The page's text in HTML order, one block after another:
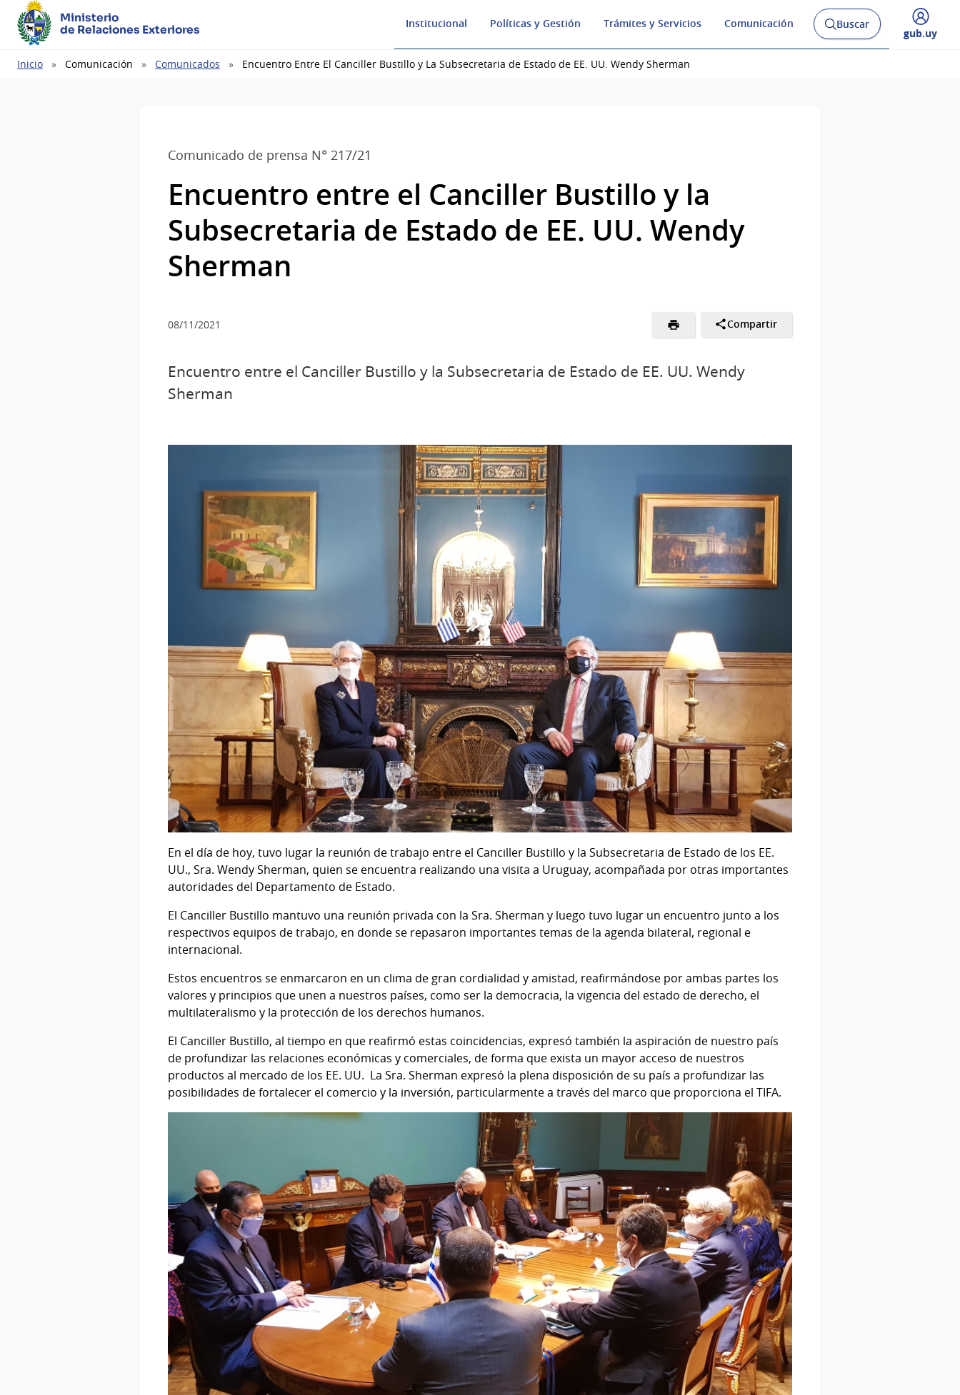
Ministerio
de Relaciones Exteriores
Institucional Políticas y Gestión Trámites y Servicios Comunicación
Abrir
buscador
Buscar
Desplegar
gub.uy
Ruta
Inicio Comunicación Comunicados Encuentro Entre El Canciller Bustillo y La Subsecretaria de Estado de EE. UU. Wendy Sherman
Comunicado de prensa N° 217/21
Encuentro entre el Canciller Bustillo y la
Subsecretaria de Estado de EE. UU. Wendy
Sherman
08/11/2021 Compartir
Encuentro entre el Canciller Bustillo y la Subsecretaria de Estado de EE. UU. Wendy
Sherman
En el día de hoy, tuvo lugar la reunión de trabajo entre el Canciller Bustillo y la Subsecretaria de Estado de los EE.
UU., Sra. Wendy Sherman, quien se encuentra realizando una visita a Uruguay, acompañada por otras importantes
autoridades del Departamento de Estado.
El Canciller Bustillo mantuvo una reunión privada con la Sra. Sherman y luego tuvo lugar un encuentro junto a los
respectivos equipos de trabajo, en donde se repasaron importantes temas de la agenda bilateral, regional e
internacional.
Estos encuentros se enmarcaron en un clima de gran cordialidad y amistad, reafirmándose por ambas partes los
valores y principios que unen a nuestros países, como ser la democracia, la vigencia del estado de derecho, el
multilateralismo y la protección de los derechos humanos.
El Canciller Bustillo, al tiempo en que reafirmó estas coincidencias, expresó también la aspiración de nuestro país
de profundizar las relaciones económicas y comerciales, de forma que exista un mayor acceso de nuestros
productos al mercado de los EE. UU. La Sra. Sherman expresó la plena disposición de su país a profundizar las
posibilidades de fortalecer el comercio y la inversión, particularmente a través del marco que proporciona el TIFA.